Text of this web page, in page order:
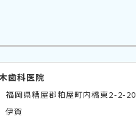
歯科医院
福岡県糟屋郡粕屋町内橋東2-2-20
伊賀